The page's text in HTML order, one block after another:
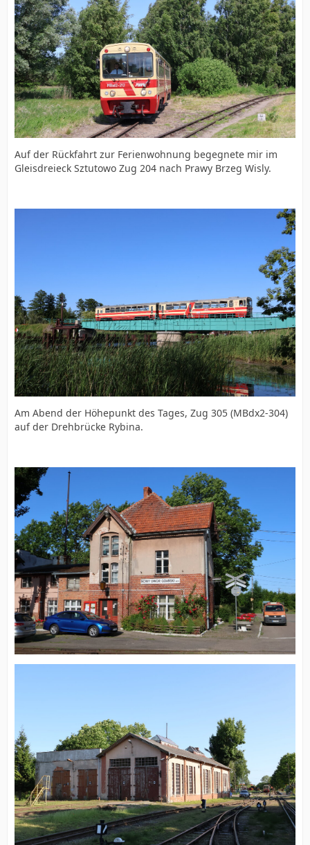
Auf der Rückfahrt zur Ferienwohnung begegnete mir im
Gleisdreieck Sztutowo Zug 204 nach Prawy Brzeg Wisly.
Am Abend der Höhepunkt des Tages, Zug 305 (MBdx2-304)
auf der Drehbrücke Rybina.